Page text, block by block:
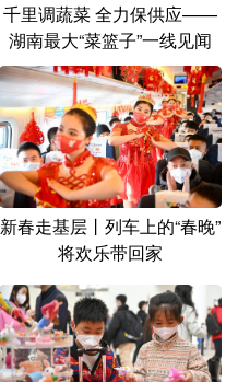
日本語 한국어
千里调蔬菜 全力保供应——
湖南最大“菜篮子”一线见闻
新春走基层丨列车上的“春晚”
将欢乐带回家